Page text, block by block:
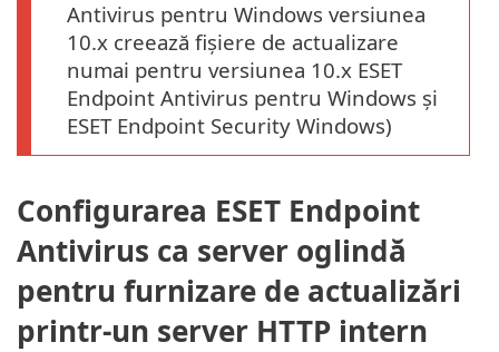
Antivirus pentru Windows versiunea
10.x creează fișiere de actualizare
numai pentru versiunea 10.x ESET
Endpoint Antivirus pentru Windows și
ESET Endpoint Security Windows)
Configurarea ESET Endpoint
Antivirus ca server oglindă
pentru furnizare de actualizări
printr-un server HTTP intern